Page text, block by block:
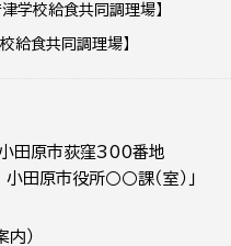
学校給食共同調理場】
給食共同調理場】
田原市荻窪300番地
田原市役所○○課（室）」
）